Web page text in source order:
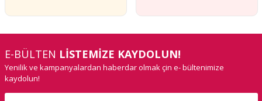
E-BÜLTEN LİSTEMİZE KAYDOLUN!
Yenilik ve kampanyalardan haberdar olmak çin e- bültenimize
kaydolun!